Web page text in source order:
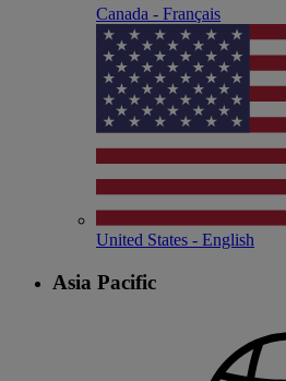
Canada - Français
United States - English
Asia Pacific